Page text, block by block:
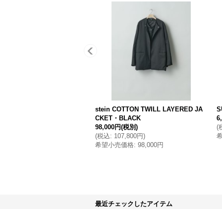
stein COTTON TWILL LAYERED JA
CKET・BLACK
98,000円(税別)
(税込: 107,800円)
希望小売価格: 98,000円
(
最近チェックしたアイテム